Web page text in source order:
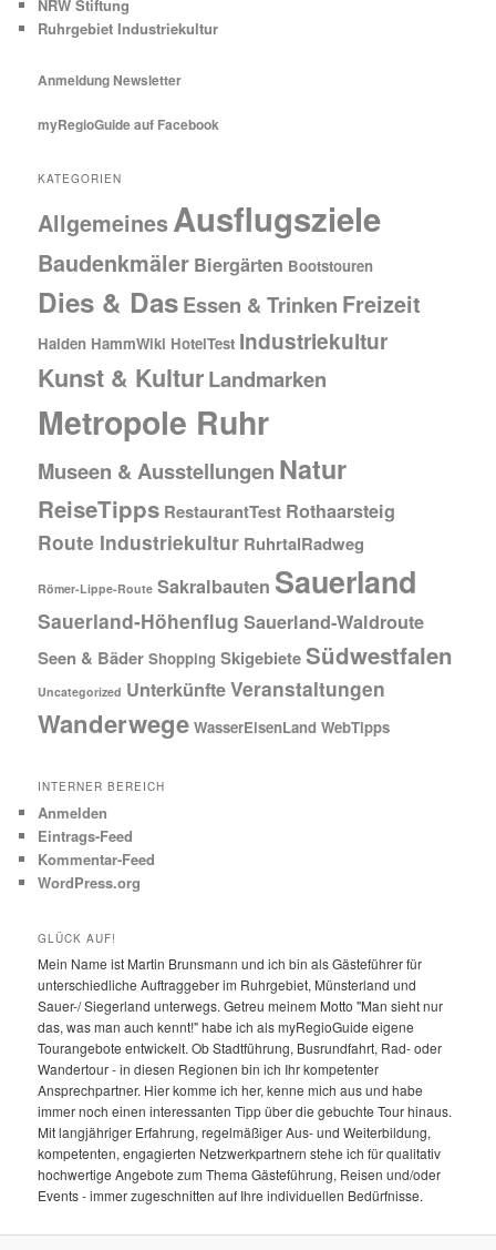
NRW Stiftung
Ruhrgebiet Industriekultur
Anmeldung Newsletter
myRegioGuide auf Facebook
KATEGORIEN
AllgemeinesAusflugsziele
Baudenkmäler Biergärten Bootstouren
Dies & DasEssen & Trinken Freizeit
Halden HammWiki HotelTest Industriekultur
Kunst & KulturLandmarken
Metropole Ruhr
Museen & Ausstellungen Natur
ReiseTipps RestaurantTest Rothaarsteig
Route Industriekultur RuhrtalRadweg
Römer-Lippe-Route Sakralbauten Sauerland
Sauerland-Höhenflug Sauerland-Waldroute
Seen & Bäder Shopping SkigebieteSüdwestfalen
Uncategorized UnterkünfteVeranstaltungen
Wanderwege WasserEisenLand WebTipps
INTERNER BEREICH
Anmelden
Eintrags-Feed
Kommentar-Feed
WordPress.org
GLÜCK AUF!
Mein Name ist Martin Brunsmann und ich bin als Gästeführer für
unterschiedliche Auftraggeber im Ruhrgebiet, Münsterland und
Sauer-/ Siegerland unterwegs. Getreu meinem Motto "Man sieht nur
das, was man auch kennt!" habe ich als myRegioGuide eigene
Tourangebote entwickelt. Ob Stadtführung, Busrundfahrt, Rad- oder
Wandertour - in diesen Regionen bin ich Ihr kompetenter
Ansprechpartner. Hier komme ich her, kenne mich aus und habe
immer noch einen interessanten Tipp über die gebuchte Tour hinaus.
Mit langjähriger Erfahrung, regelmäßiger Aus- und Weiterbildung,
kompetenten, engagierten Netzwerkpartnern stehe ich für qualitativ
hochwertige Angebote zum Thema Gästeführung, Reisen und/oder
Events - immer zugeschnitten auf Ihre individuellen Bedürfnisse.